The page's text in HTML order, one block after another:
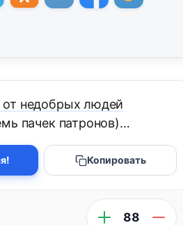
от недобрых людей
пачек патронов)…
Копировать
88